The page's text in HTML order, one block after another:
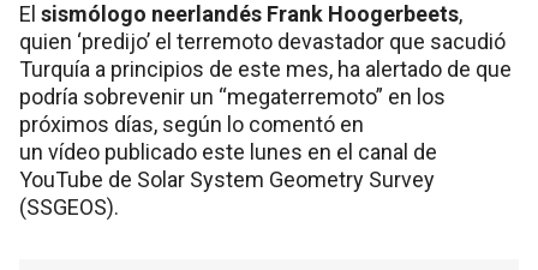
El sismólogo neerlandés Frank Hoogerbeets,
quien ‘predijo’ el terremoto devastador que sacudió
Turquía a principios de este mes, ha alertado de que
podría sobrevenir un “megaterremoto” en los
próximos días, según lo comentó en
un vídeo publicado este lunes en el canal de
YouTube de Solar System Geometry Survey
(SSGEOS).